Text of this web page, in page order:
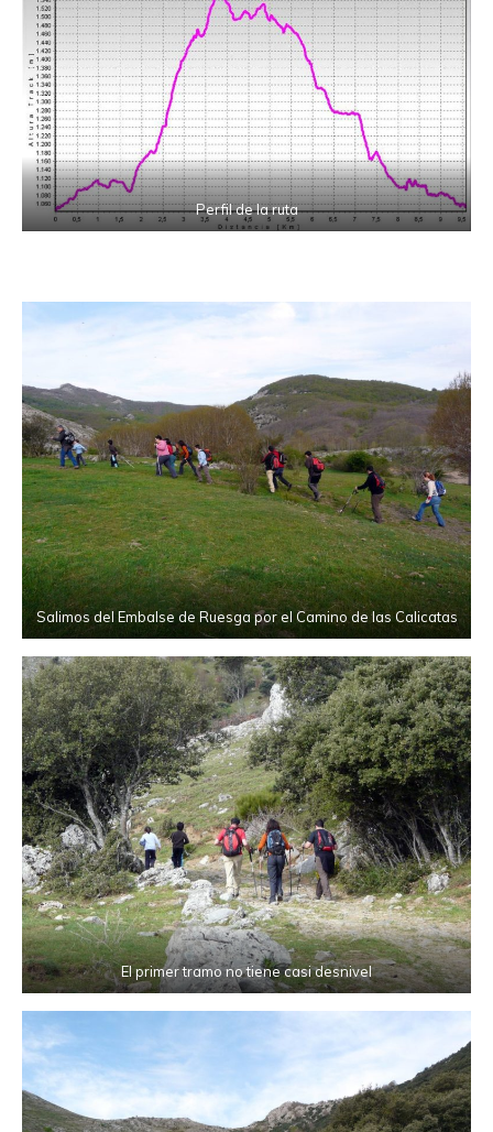
Perfil de la ruta
Salimos del Embalse de Ruesga por el Camino de las Calicatas
El primer tramo no tiene casi desnivel